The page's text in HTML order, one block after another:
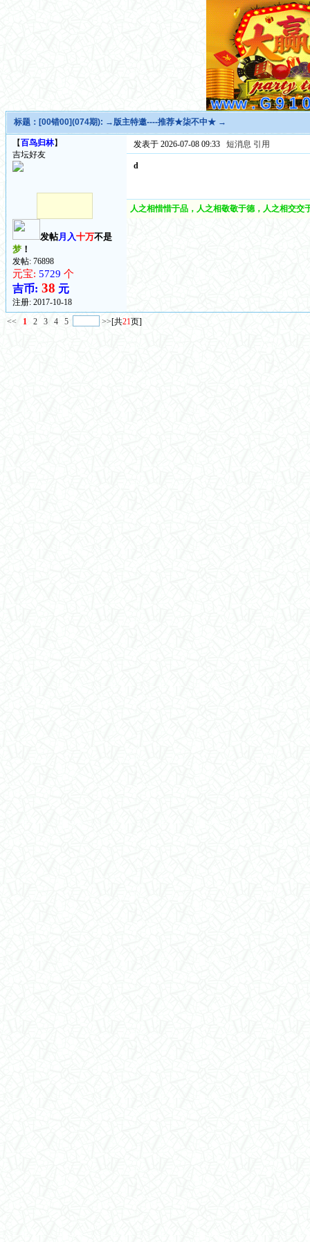
标题： [00错00](074期): →版主特邀----推荐★柒不中★ →
【百鸟归林】
吉坛好友
发帖月入十万不是
梦！
发帖: 76898
元宝: 5729 个
吉币: 38 元
注册: 2017-10-18
发表于 2026-07-08 09:33 短消息 引用
d
人之相惜惜于品，人之相敬敬于德，人之相交
<< 1 2 3 4 5 >>[共21页]